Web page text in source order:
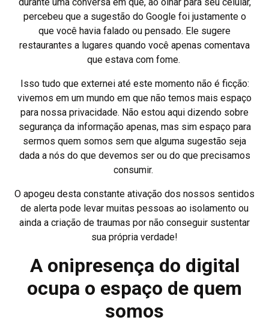
percebeu que a sugestão do Google foi justamente o
que você havia falado ou pensado. Ele sugere
restaurantes a lugares quando você apenas comentava
que estava com fome.
Isso tudo que externei até este momento não é ficção:
vivemos em um mundo em que não temos mais espaço
para nossa privacidade. Não estou aqui dizendo sobre
segurança da informação apenas, mas sim espaço para
sermos quem somos sem que alguma sugestão seja
dada a nós do que devemos ser ou do que precisamos
consumir.
O apogeu desta constante ativação dos nossos sentidos
de alerta pode levar muitas pessoas ao isolamento ou
ainda a criação de traumas por não conseguir sustentar
sua própria verdade!
A onipresença do digital
ocupa o espaço de quem
somos